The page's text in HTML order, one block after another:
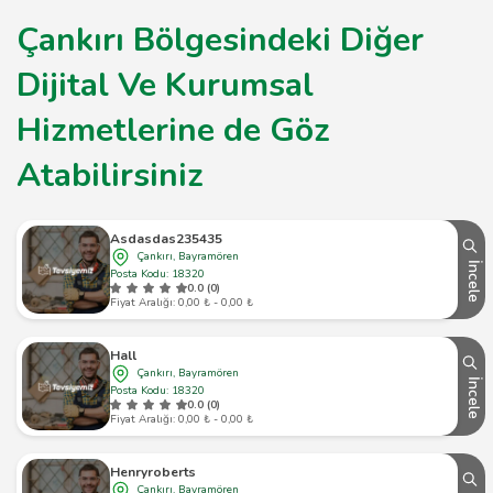
Çankırı Bölgesindeki Diğer
Dijital Ve Kurumsal
Hizmetlerine de Göz
Atabilirsiniz
Asdasdas235435
Çankırı, Bayramören
Posta Kodu: 18320
0.0 (0)
Fiyat Aralığı: 0,00 ₺ - 0,00 ₺
İncele
Hall
Çankırı, Bayramören
Posta Kodu: 18320
0.0 (0)
Fiyat Aralığı: 0,00 ₺ - 0,00 ₺
İncele
Henryroberts